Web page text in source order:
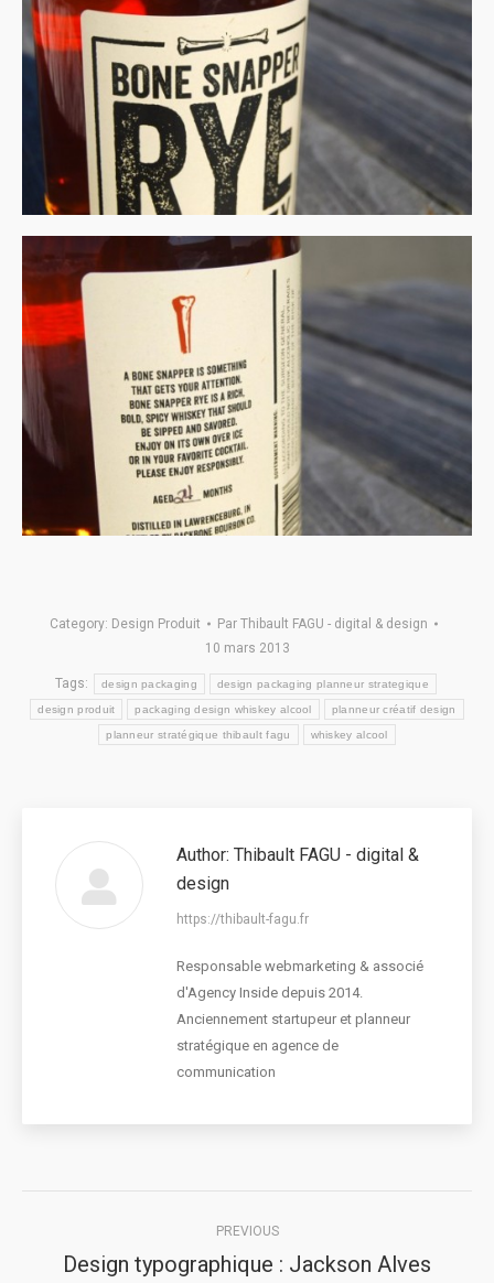
Category: Design Produit Par Thibault FAGU - digital & design
10 mars 2013
Tags: design packaging design packaging planneur strategique
design produit packaging design whiskey alcool planneur créatif design
planneur stratégique thibault fagu whiskey alcool
Author: Thibault FAGU - digital &
design
https://thibault-fagu.fr
Responsable webmarketing & associé
d'Agency Inside depuis 2014.
Anciennement startupeur et planneur
stratégique en agence de
communication
navigation
PREVIOUS
Previous
Design typographique : Jackson Alves